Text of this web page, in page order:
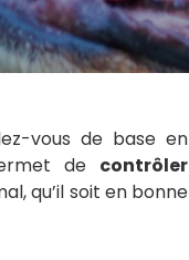
vous de base en
de contrôler
qu’il soit en bonne